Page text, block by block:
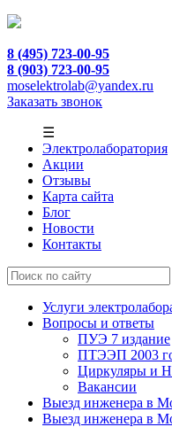
8 (495) 723-00-95
8 (903) 723-00-95
moselektrolab@yandex.ru
Заказать звонок
☰
Электролаборатория
Акции
Отзывы
Карта сайта
Блог
Новости
Контакты
Услуги
Вопросы и ответы
ПУЭ 7 издание
ПТЭЭП 2003
Циркуляры и
Вакансии
Выезд инженера в
Выезд инженера в